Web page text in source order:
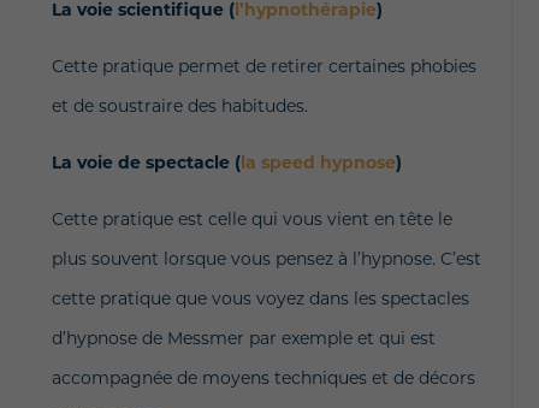
La voie scientifique ( l’hypnothérapie)
Cette pratique permet de retirer certaines phobies
et de soustraire des habitudes.
La voie de spectacle ( la speed hypnose)
Cette pratique est celle qui vous vient en tête le
plus souvent lorsque vous pensez à l’hypnose. C’est
cette pratique que vous voyez dans les spectacles
d’hypnose de Messmer par exemple et qui est
accompagnée de moyens techniques et de décors